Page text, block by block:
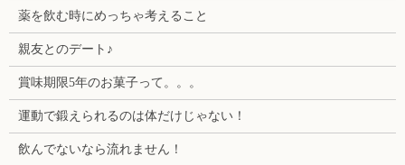
薬を飲む時にめっちゃ考えること
親友とのデート♪
賞味期限5年のお菓子って。。。
運動で鍛えられるのは体だけじゃない！
飲んでないなら流れません！